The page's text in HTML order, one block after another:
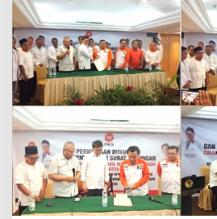
N
y
a
t
a
k
a
n
D
u
k
u
n
g
a